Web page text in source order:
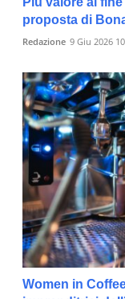
proposta di
Redazione 9 Giu 2026
Women in